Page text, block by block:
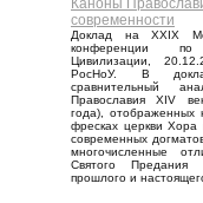
Каноны
современности
Доклад на XXIX
конференции по
Цивилизации,
РосНоУ. В
сравнительный
Православия XIV
года), отображенных
фресках церкви
современных
многочисленные
Святого Предания
прошлого и